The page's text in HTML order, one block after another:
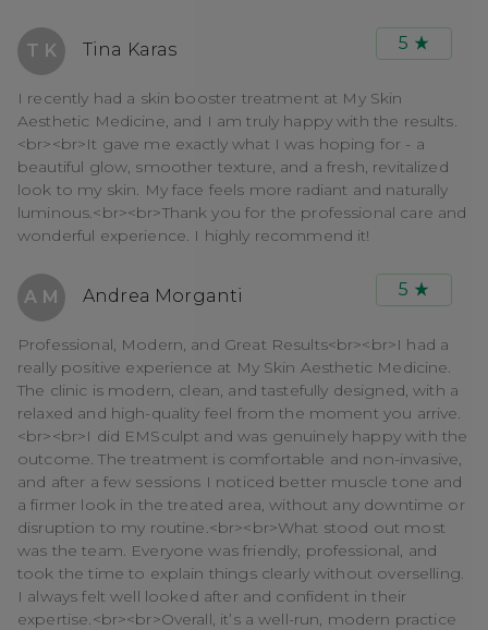
T K Tina Karas 5
I recently had a skin booster treatment at My Skin
Aesthetic Medicine, and I am truly happy with the results.
<br><br>It gave me exactly what I was hoping for - a
beautiful glow, smoother texture, and a fresh, revitalized
look to my skin. My face feels more radiant and naturally
luminous.<br><br>Thank you for the professional care and
wonderful experience. I highly recommend it!
A M Andrea Morganti 5
Professional, Modern, and Great Results<br><br>I had a
really positive experience at My Skin Aesthetic Medicine.
The clinic is modern, clean, and tastefully designed, with a
relaxed and high-quality feel from the moment you arrive.
<br><br>I did EMSculpt and was genuinely happy with the
outcome. The treatment is comfortable and non-invasive,
and after a few sessions I noticed better muscle tone and
a firmer look in the treated area, without any downtime or
disruption to my routine.<br><br>What stood out most
was the team. Everyone was friendly, professional, and
took the time to explain things clearly without overselling.
I always felt well looked after and confident in their
expertise.<br><br>Overall, it’s a well-run, modern practice